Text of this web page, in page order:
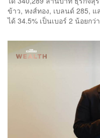
ข้าว, หงส์ทอง, เบลนด์ 285,
ได้ 34.5% เป็นเบอร์ 2 น้อยกว่